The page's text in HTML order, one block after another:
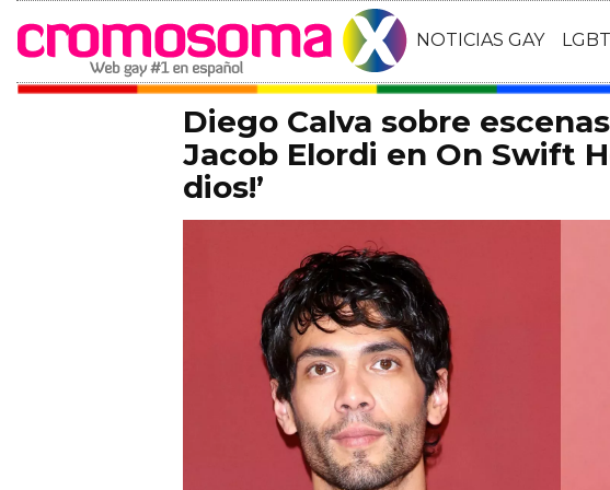
NOTICIAS GAY LGBT
Diego Calva sobre
Jacob Elordi en On Swift
dios!’